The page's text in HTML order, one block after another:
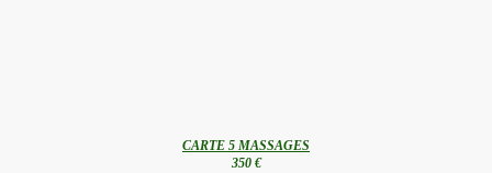
CARTE 5 MASSAGES
350 €